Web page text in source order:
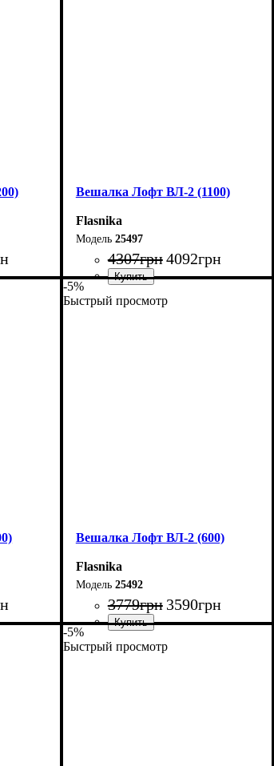
Вешалка Лофт ВЛ-2 (1100)
Flasnika
25497
4307грн4092грн
-5%
Быстрый просмотр
Вешалка Лофт ВЛ-2 (600)
Flasnika
25492
3779грн 3590грн
-5%
Быстрый просмотр